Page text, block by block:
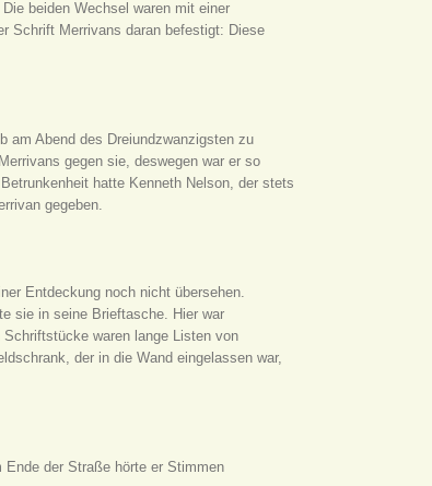
beiden Wechsel waren mit einer
Schrift Merrivans daran befestigt: Diese
am Abend des Dreiundzwanzigsten zu
gegen sie, deswegen war er so
hatte Kenneth Nelson, der stets
gegeben.
Entdeckung noch nicht übersehen.
sie in seine Brieftasche. Hier war
waren lange Listen von
der in die Wand eingelassen war,
der Straße hörte er Stimmen